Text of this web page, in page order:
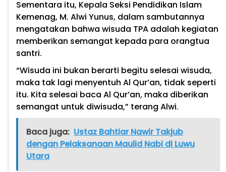
Sementara itu, Kepala Seksi Pendidikan Islam
Kemenag, M. Alwi Yunus, dalam sambutannya
mengatakan bahwa wisuda TPA adalah kegiatan
memberikan semangat kepada para orangtua
santri.
“Wisuda ini bukan berarti begitu selesai wisuda,
maka tak lagi menyentuh Al Qur’an, tidak seperti
itu. Kita selesai baca Al Qur’an, maka diberikan
semangat untuk diwisuda,” terang Alwi.
Baca juga: Ustaz Bahtiar Nawir Takjub
dengan Pelaksanaan Maulid Nabi di Luwu
Utara